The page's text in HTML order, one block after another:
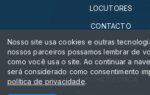
LOCUTORES
CONTACTO
QUERO FAZER RÁDIO
ESTATUTO EDITORIAL
FICHA TÉCNICA
Nosso site usa cookies e outras
nossos parceiros possamos lembrar de
como você usa o site. Ao continuar a
será considerado como consentimento
política de privacidade.